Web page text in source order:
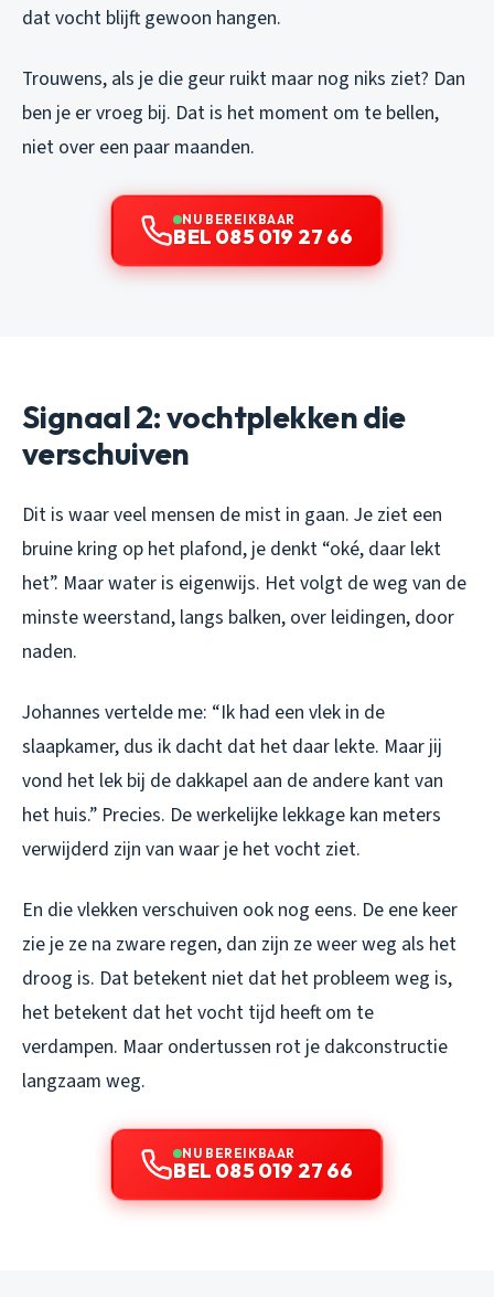
dat vocht blijft gewoon hangen.
Trouwens, als je die geur ruikt maar nog niks ziet? Dan
ben je er vroeg bij. Dat is het moment om te bellen,
niet over een paar maanden.
NU BEREIKBAAR
BEL 085 019 27 66
Signaal 2: vochtplekken die
verschuiven
Dit is waar veel mensen de mist in gaan. Je ziet een
bruine kring op het plafond, je denkt “oké, daar lekt
het”. Maar water is eigenwijs. Het volgt de weg van de
minste weerstand, langs balken, over leidingen, door
naden.
Johannes vertelde me: “Ik had een vlek in de
slaapkamer, dus ik dacht dat het daar lekte. Maar jij
vond het lek bij de dakkapel aan de andere kant van
het huis.” Precies. De werkelijke lekkage kan meters
verwijderd zijn van waar je het vocht ziet.
En die vlekken verschuiven ook nog eens. De ene keer
zie je ze na zware regen, dan zijn ze weer weg als het
droog is. Dat betekent niet dat het probleem weg is,
het betekent dat het vocht tijd heeft om te
verdampen. Maar ondertussen rot je dakconstructie
langzaam weg.
NU BEREIKBAAR
BEL 085 019 27 66